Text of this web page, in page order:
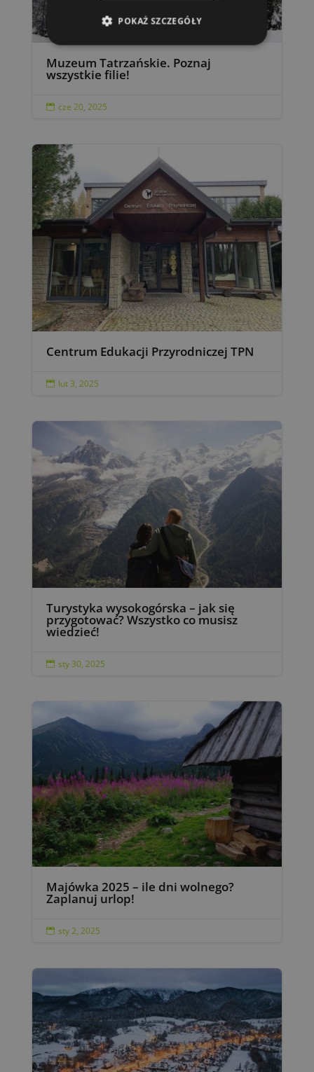
Muzeum Tatrzańskie. Poznaj
wszystkie filie!
 cze 20, 2025
Centrum Edukacji Przyrodniczej TPN
 lut 3, 2025
Turystyka wysokogórska – jak się
przygotować? Wszystko co musisz
wiedzieć!
 sty 30, 2025
Majówka 2025 – ile dni wolnego?
Zaplanuj urlop!
 sty 2, 2025
POKAŻ SZCZEGÓŁY